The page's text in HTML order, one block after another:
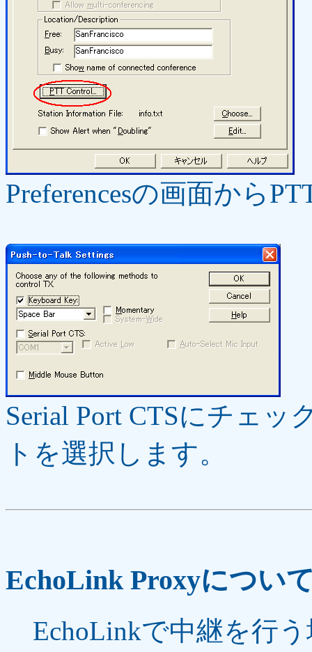
Preferencesの画面から
Serial Port CTSにチェッ
トを選択します。
EchoLink Proxyについ
EchoLinkで中継を行